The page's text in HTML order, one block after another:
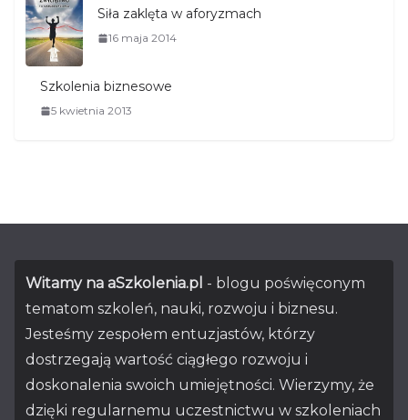
Siła zaklęta w aforyzmach
16 maja 2014
Szkolenia biznesowe
5 kwietnia 2013
Witamy na aSzkolenia.pl - blogu poświęconym
tematom szkoleń, nauki, rozwoju i biznesu.
Jesteśmy zespołem entuzjastów, którzy
dostrzegają wartość ciągłego rozwoju i
doskonalenia swoich umiejętności. Wierzymy, że
dzięki regularnemu uczestnictwu w szkoleniach